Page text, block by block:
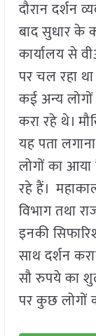
दौरान दर्शन
बाद सुधार के
कार्यालय से
पर चल रहा
कई अन्य
करा रहे थे।
यह पता
लोगों का
रहे हैं।
विभाग तथा
इनकी
साथ दर्शन
सौ रुपये का
पर कुछ लोगों